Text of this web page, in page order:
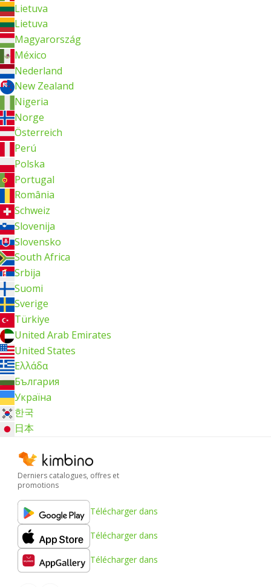
Lietuva
Lietuva
Magyarország
México
Nederland
New Zealand
Nigeria
Norge
Österreich
Perú
Polska
Portugal
România
Schweiz
Slovenija
Slovensko
South Africa
Srbija
Suomi
Sverige
Türkiye
United Arab Emirates
United States
Ελλάδα
България
Україна
한국
日本
Derniers catalogues, offres et
promotions
Télécharger dans
Télécharger dans
Télécharger dans